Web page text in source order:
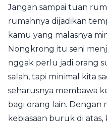
Jangan sampai tuan
rumahnya dijadikan
kamu yang malasnya
Nongkrong itu seni
nggak perlu jadi orang
salah, tapi minimal kita
seharusnya membawa
bagi orang lain. Dengan
kebiasaan buruk di